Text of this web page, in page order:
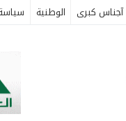
آجناس كبرى الوطنية